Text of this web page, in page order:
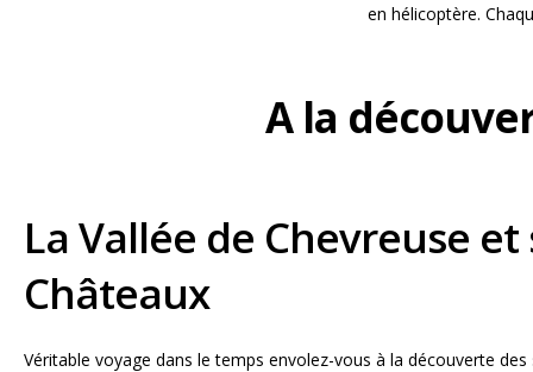
en hélicoptère.
A la
La Vallée de Chevreuse et
Châteaux
Véritable voyage dans le temps envolez-vous à la découverte